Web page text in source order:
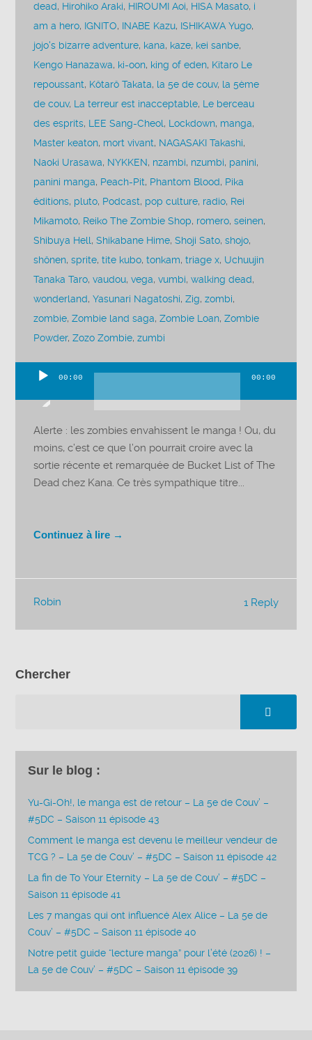
dead, Hirohiko Araki, HIROUMI Aoi, HISA Masato, i
am a hero, IGNITO, INABE Kazu, ISHIKAWA Yugo,
jojo's bizarre adventure, kana, kaze, kei sanbe,
Kengo Hanazawa, ki-oon, king of eden, Kitaro Le
repoussant, Kôtarô Takata, la 5e de couv, la 5ème
de couv, La terreur est inacceptable, Le berceau
des esprits, LEE Sang-Cheol, Lockdown, manga,
Master keaton, mort vivant, NAGASAKI Takashi,
Naoki Urasawa, NYKKEN, nzambi, nzumbi, panini,
panini manga, Peach-Pit, Phantom Blood, Pika
éditions, pluto, Podcast, pop culture, radio, Rei
Mikamoto, Reiko The Zombie Shop, romero,seinen,
Shibuya Hell,Shikabane Hime,Shoji Sato,shojo,
shônen,sprite,tite kubo,tonkam,triage x, Uchuujin
Tanaka Taro,vaudou,vega,vumbi,walking dead,
wonderland,Yasunari Nagatoshi,Zig,zombi,
zombie,Zombie land saga,Zombie Loan,Zombie
Powder,Zozo Zombie,zumbi
audio
00:00 00:00
Alerte : les zombies envahissent le manga ! Ou, du
moins, c’est ce que l’on pourrait croire avec la
sortie récente et remarquée de Bucket List of The
Dead chez Kana. Ce très sympathique titre...
Continuez à lire →
1 Reply
Robin
Chercher
Sur le blog :
Yu-Gi-Oh!, le manga est de retour – La 5e de Couv’ –
#5DC – Saison 11 épisode 43
Comment le manga est devenu le meilleur vendeur de
TCG ? – La 5e de Couv’ – #5DC – Saison 11 épisode 42
La fin de To Your Eternity – La 5e de Couv’ – #5DC –
Saison 11 épisode 41
Les 7 mangas qui ont influencé Alex Alice – La 5e de
Couv’ – #5DC – Saison 11 épisode 40
Notre petit guide “lecture manga” pour l’été (2026) ! –
La 5e de Couv’ – #5DC – Saison 11 épisode 39